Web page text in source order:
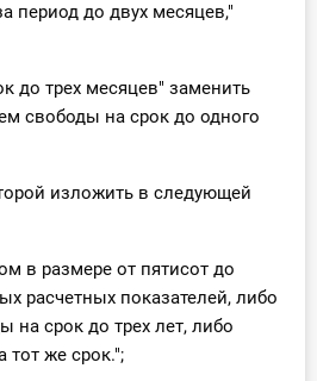
период до двух месяцев,"
до трех месяцев" заменить
свободы на срок до одного
изложить в следующей
в размере от пятисот до
расчетных показателей, либо
на срок до трех лет, либо
же срок.";